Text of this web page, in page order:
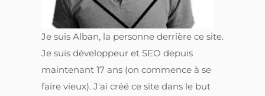
Je suis Alban, la personne derrière ce site.
Je suis développeur et SEO depuis
maintenant 17 ans (on commence à se
faire vieux). J'ai créé ce site dans le but